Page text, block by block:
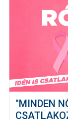
"MINDEN